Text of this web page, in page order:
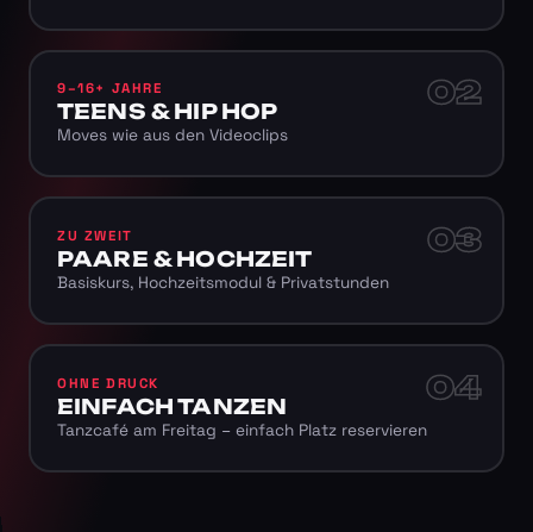
02
9–16+ JAHRE
TEENS & HIP HOP
Moves wie aus den Videoclips
03
ZU ZWEIT
PAARE & HOCHZEIT
Basiskurs, Hochzeitsmodul & Privatstunden
04
OHNE DRUCK
EINFACH TANZEN
Tanzcafé am Freitag – einfach Platz reservieren